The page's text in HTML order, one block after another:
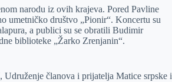
narodu iz ovih krajeva. Pored Pavline
umetničko društvo „Pionir“. Koncertu su
a publici su se obratili Budimir
biblioteke „Žarko Zrenjanin“.
članova i prijatelja Matice srpske i